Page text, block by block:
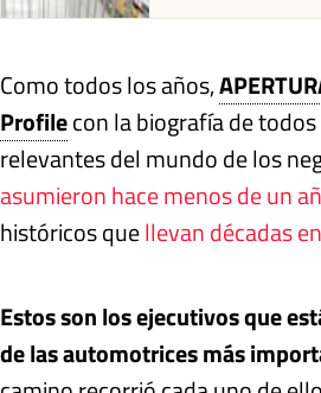
Como todos los años,
Profilecon la biografía de
relevantes del mundo de los
asumieron hace menos de un
históricos quellevan décadas
Estos son los ejecutivos que
de las automotrices más